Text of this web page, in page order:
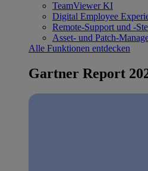
TeamViewer KI
Digital Employee
Remote-Support und -
Asset- und Patch-
Alle Funktionen entdecken
Gartner Report